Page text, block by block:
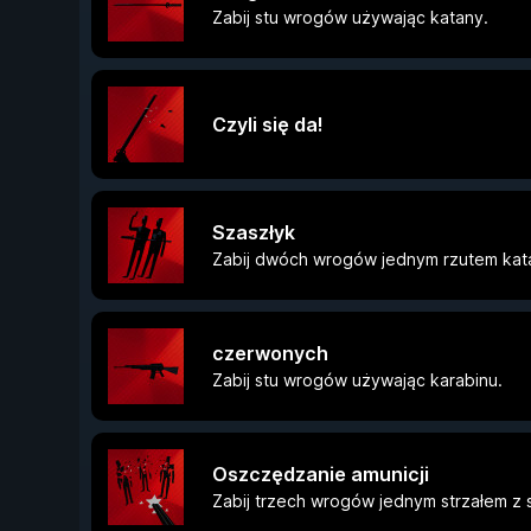
Zabij stu wrogów używając katany.
Czyli się da!
Szaszłyk
Zabij dwóch wrogów jednym rzutem
czerwonych
Zabij stu wrogów używając karabinu.
Oszczędzanie amunicji
Zabij trzech wrogów jednym strzałem z